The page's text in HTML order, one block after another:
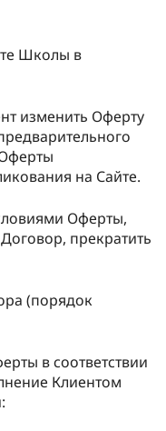
Школы в
изменить Оферту
на Сайте.
Оферты,
прекратить
(порядок
в соответствии
Клиентом